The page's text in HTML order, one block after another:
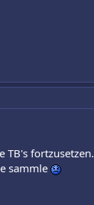
sammle